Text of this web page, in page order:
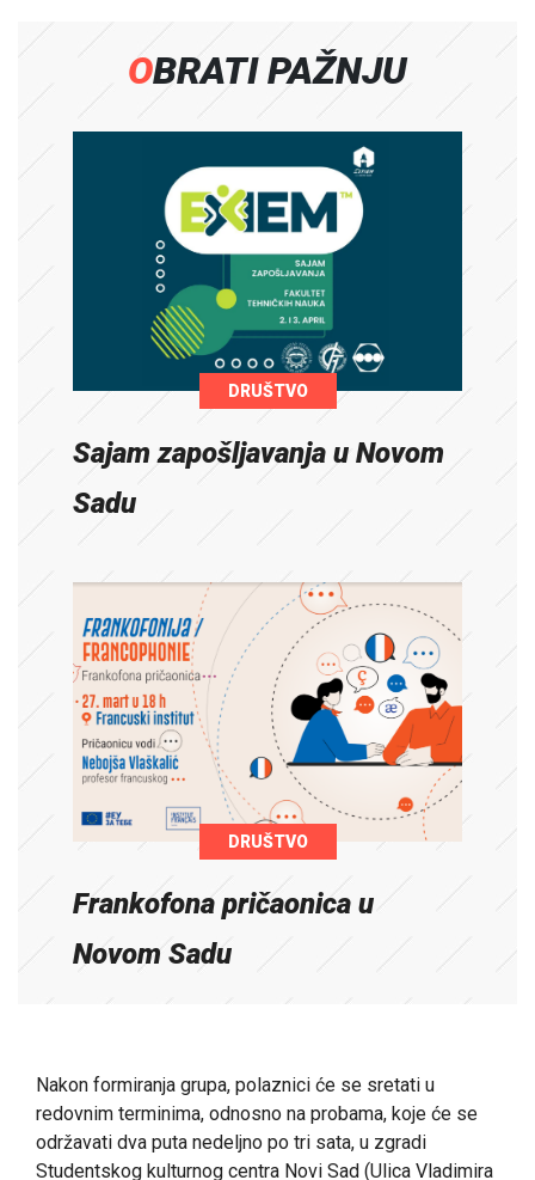
OBRATI PAŽNJU
DRUŠTVO
Sajam zapošljavanja u Novom
Sadu
DRUŠTVO
Frankofona pričaonica u
Novom Sadu
Nakon formiranja grupa, polaznici će se sretati u
redovnim terminima, odnosno na probama, koje će se
održavati dva puta nedeljno po tri sata, u zgradi
Studentskog kulturnog centra Novi Sad (Ulica Vladimira